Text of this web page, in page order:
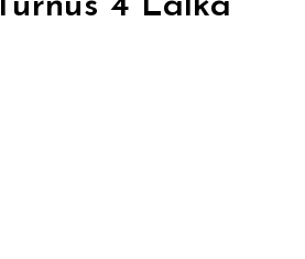
Turnus 4 Lalka